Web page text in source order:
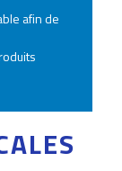
afin de